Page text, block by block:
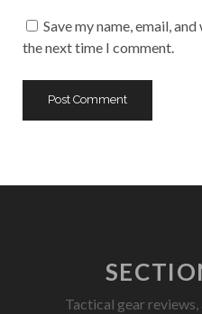
Save my name, email,
the next time I comment.
Tactical gear